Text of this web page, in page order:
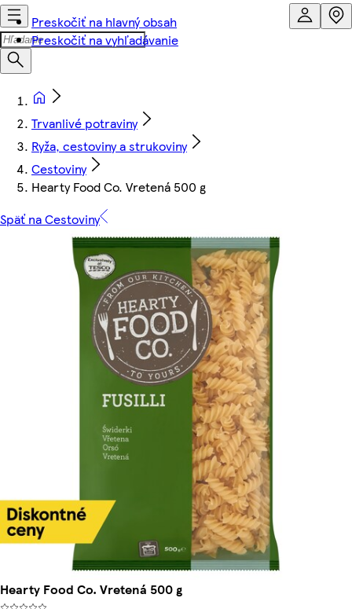
Preskočiť na hlavný obsah
Preskočiť na vyhľadávanie
Trvanlivé potraviny
Ryža, cestoviny a strukoviny
Cestoviny
Hearty Food Co. Vretená 500 g
Späť na Cestoviny
Hearty Food Co. Vretená 500 g